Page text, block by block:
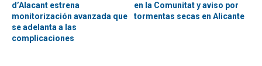
d’Alacant estrena
monitorización avanzada que
se adelanta a las
complicaciones
en la Comunitat y aviso por
tormentas secas en Alicante